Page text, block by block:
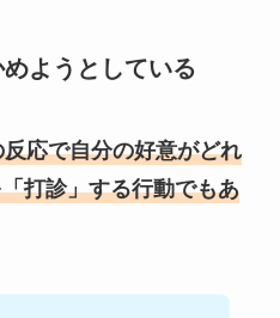
ようとしている
応で自分の好意がどれ
打診」する行動でもあ